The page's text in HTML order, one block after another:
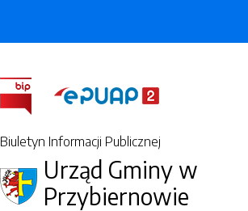
Biuletyn Informacji Publicznej
Urząd Gminy w
Przybiernowie